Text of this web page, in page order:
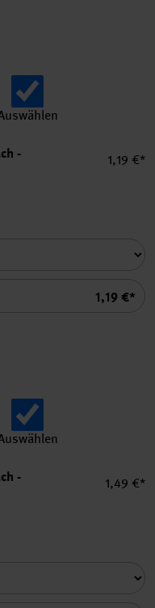
-
1,19 €*
Summe
1,19 €*
-
1,49 €*